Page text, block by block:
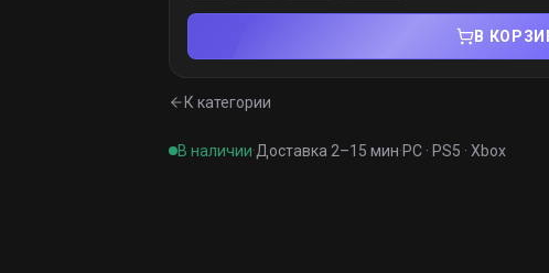
В
К категории
В наличии·Доставка 2–15 мин·PC · PS5 · Xbox